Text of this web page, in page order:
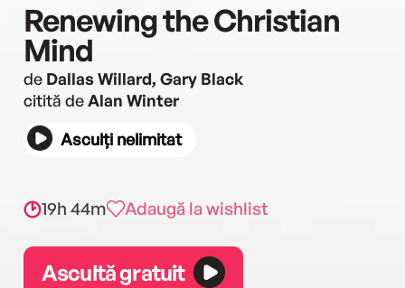
Renewing the Christian
Mind
de Dallas Willard, Gary Black
citită deAlan Winter
Asculți nelimitat
19h 44m Adaugă la wishlist
Ascultă gratuit